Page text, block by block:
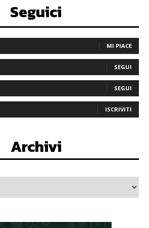
Seguici
MI PIACE
SEGUI
SEGUI
ISCRIVITI
Archivi